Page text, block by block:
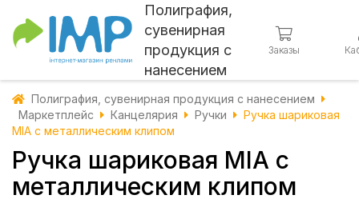
Полиграфия,
сувенирная
продукция с
нанесением
Заказы
Полиграфия, сувенирная продукция с нанесением
Маркетплейс
Канцелярия Ручки
Ручка шариковая
MIA с металлическим клипом
Ручка шариковая MIA с
металлическим клипом